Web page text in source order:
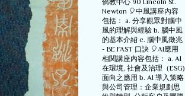
僑教中心 90 Lincoln St.
Newton 🎈中風講座內容
包括： a. 分享觀眾對腦中
風的理解與經驗 b. 腦中風
的基本介紹 c. 腦中風徵兆
- BE FAST 口訣 🎈AI應用
相関講座內容包括： a. AI
在環境, 社會及治理（ESG)
面向之應用 b. AI 導入策略
與公司管理：企業規劃思